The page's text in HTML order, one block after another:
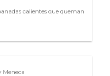
calientes que queman
Meneca